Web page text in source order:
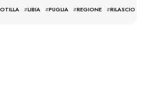
#LIBIA #PUGLIA #REGIONE #RILASCIO